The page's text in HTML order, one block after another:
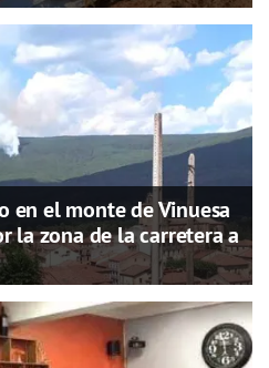
en el monte de Vinuesa
la zona de la carretera a